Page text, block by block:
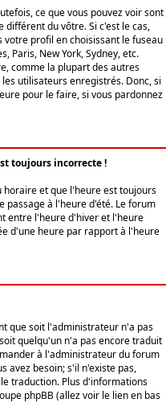
ce que vous pouvez voir sont
différent du vôtre. Si c'est le cas,
profil en choisissant le fuseau
Paris, New York, Sydney, etc.
comme la plupart des autres
utilisateurs enregistrés. Donc, si
pour le faire, si vous pardonnez
toujours incorrecte !
horaire et que l'heure est toujours
passage à l'heure d'été. Le forum
entre l'heure d'hiver et l'heure
d'une heure par rapport à l'heure
que soit l'administrateur n'a pas
quelqu'un n'a pas encore traduit
à l'administrateur du forum
avez besoin; s'il n'existe pas,
traduction. Plus d'informations
phpBB (allez voir le lien en bas